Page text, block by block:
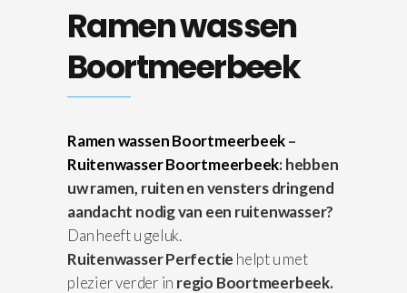
Ramen wassen
Boortmeerbeek
Ramen wassen Boortmeerbeek–
Ruitenwasser Boortmeerbeek: hebben
uw ramen, ruiten en vensters dringend
aandacht nodig van een ruitenwasser?
Dan heeft u geluk.
Ruitenwasser Perfectie helpt u met
plezier verder in regio Boortmeerbeek.